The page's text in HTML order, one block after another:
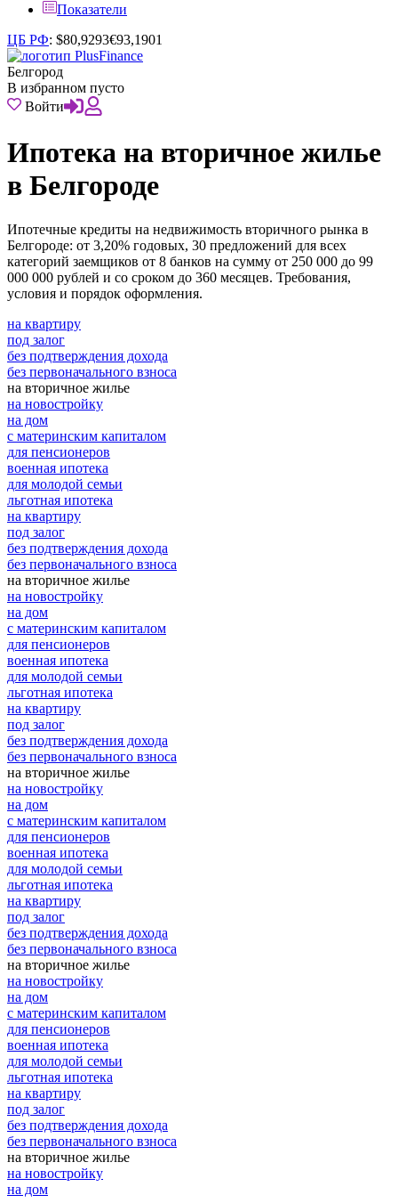
Показатели
ЦБ РФ: $80,9293€93,1901
Белгород
В избранном пусто
Войти
Ипотека на вторичное жилье
в Белгороде
Ипотечные кредиты на недвижимость вторичного рынка в
Белгороде: от 3,20% годовых, 30 предложений для всех
категорий заемщиков от 8 банков на сумму от 250 000 до 99
000 000 рублей и со сроком до 360 месяцев. Требования,
условия и порядок оформления.
на квартиру
под залог
без подтверждения дохода
без первоначального взноса
на вторичное жилье
на новостройку
на дом
с материнским капиталом
для пенсионеров
военная ипотека
для молодой семьи
льготная ипотека
на квартиру
под залог
без подтверждения дохода
без первоначального взноса
на вторичное жилье
на новостройку
на дом
с материнским капиталом
для пенсионеров
военная ипотека
для молодой семьи
льготная ипотека
на квартиру
под залог
без подтверждения дохода
без первоначального взноса
на вторичное жилье
на новостройку
на дом
с материнским капиталом
для пенсионеров
военная ипотека
для молодой семьи
льготная ипотека
на квартиру
под залог
без подтверждения дохода
без первоначального взноса
на вторичное жилье
на новостройку
на дом
с материнским капиталом
для пенсионеров
военная ипотека
для молодой семьи
льготная ипотека
на квартиру
под залог
без подтверждения дохода
без первоначального взноса
на вторичное жилье
на новостройку
на дом